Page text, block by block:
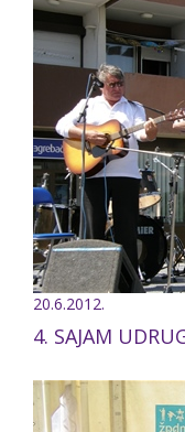
20.6.2012.
4. SAJAM